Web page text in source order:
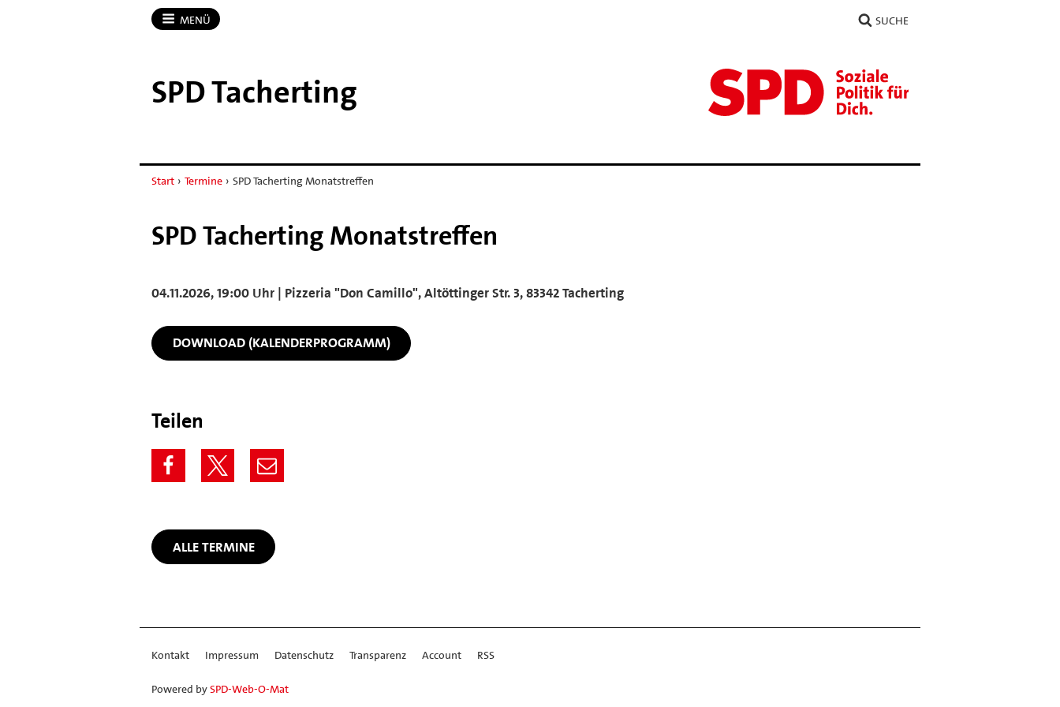
MENÜ SUCHE
SPD Tacherting
Start › Termine › SPD Tacherting Monatstreffen
SPD Tacherting Monatstreffen
04.11.2026, 19:00 Uhr | Pizzeria "Don Camillo", Altöttinger Str. 3, 83342 Tacherting
DOWNLOAD (KALENDERPROGRAMM)
Teilen
ALLE TERMINE
Kontakt Impressum Datenschutz Transparenz Account RSS
Powered bySPD-Web-O-Mat